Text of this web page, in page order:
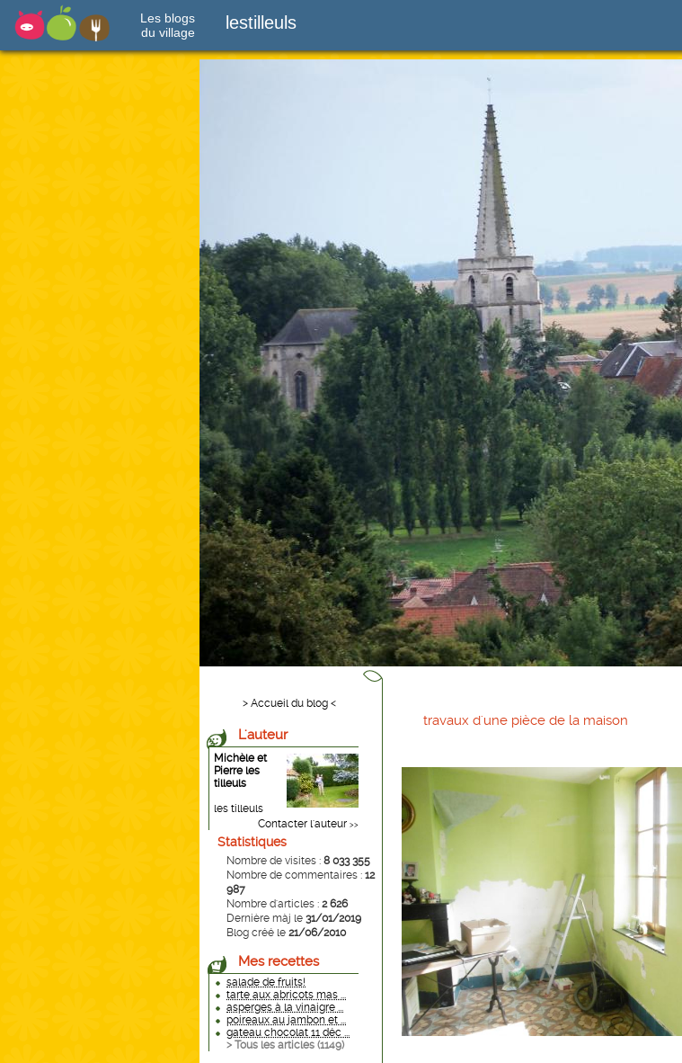
Les blogs
du village
lestilleuls
> Accueil du blog <
L'auteur
Michèle et
Pierre les
tilleuls
les tilleuls
Contacter l'auteur >>
Statistiques
Nombre de visites : 8 033 355
Nombre de commentaires : 12
987
Nombre d'articles : 2 626
Dernière màj le 31/01/2019
Blog créé le 21/06/2010
Mes recettes
salade de fruits!
tarte aux abricots mas ...
asperges à la vinaigre ...
poireaux au jambon et ...
gateau chocolat 11 déc ...
> Tous les articles (1149)
travaux d'une pièce de la maison